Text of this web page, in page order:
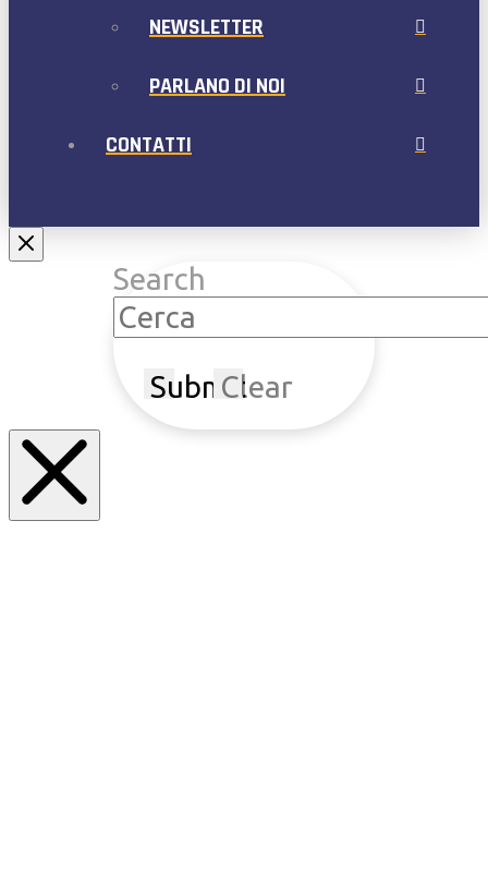
NEWSLETTER
PARLANO DI NOI
CONTATTI
Search
SubmitClear